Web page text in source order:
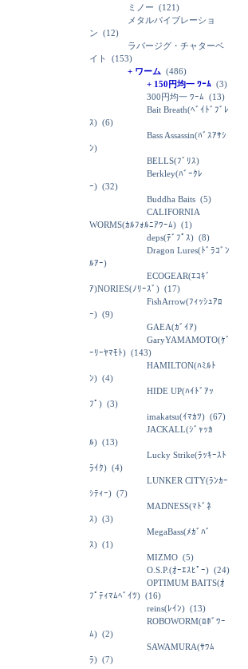
ミノー (121)
メタルバイブレーショ
ン (12)
ラバージグ・チャターベ
イト
(153)
+ ワーム (486)
+ 150円均一 ﾜｰﾑ (3)
300円均一 ﾜｰﾑ (13)
Bait Breath(ﾍﾞｲﾄﾞﾌﾞﾚ
ｽ) (6)
Bass Assassin(ﾊﾞｽｱｻｼ
ﾝ)
BELLS(ﾌﾞﾘｽ)
Berkley(ﾊﾞｰｸﾚ
ｰ) (32)
Buddha Baits (5)
CALIFORNIA
WORMS(ｶﾙﾌｫﾙﾆｱﾜｰﾑ) (1)
deps(ﾃﾞﾌﾟｽ) (8)
Dragon Lures(ﾄﾞﾗｺﾞﾝ
ﾙｱｰ)
ECOGEAR(ｴｺｷﾞ
ｱ)NORIES(ﾉﾘｰｽﾞ) (17)
FishArrow(ﾌｨｯｼｭｱﾛ
ｰ) (9)
GAEA(ｶﾞｲｱ)
GaryYAMAMOTO(ｹﾞ
ｰﾘｰﾔﾏﾓﾄ) (143)
HAMILTON(ﾊﾐﾙﾄ
ﾝ) (4)
HIDE UP(ﾊｲﾄﾞｱｯ
ﾌﾟ) (3)
imakatsu(ｲﾏｶﾂ) (67)
JACKALL(ｼﾞｬｯｶ
ﾙ) (13)
Lucky Strike(ﾗｯｷｰｽﾄ
ﾗｲｸ) (4)
LUNKER CITY(ﾗﾝｶｰ
ｼﾃｨｰ) (7)
MADNESS(ﾏﾄﾞﾈ
ｽ) (3)
MegaBass(ﾒｶﾞﾊﾞ
ｽ) (1)
MIZMO (5)
O.S.P.(ｵｰｴｽﾋﾟｰ) (24)
OPTIMUM BAITS(ｵ
ﾌﾟﾃｨﾏﾑﾍﾞｲﾂ) (16)
reins(ﾚｲﾝ) (13)
ROBOWORM(ﾛﾎﾞﾜｰ
ﾑ) (2)
SAWAMURA(ｻﾜﾑ
ﾗ) (7)